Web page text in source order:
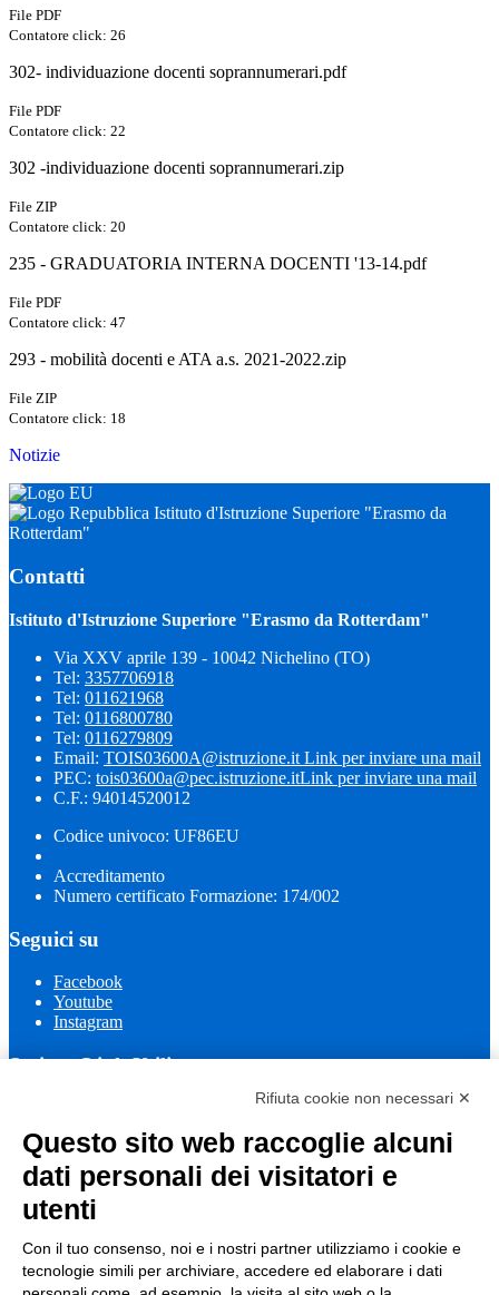
File PDF
Contatore click: 26
302- individuazione docenti soprannumerari.pdf
File PDF
Contatore click: 22
302 -individuazione docenti soprannumerari.zip
File ZIP
Contatore click: 20
235 - GRADUATORIA INTERNA DOCENTI '13-14.pdf
File PDF
Contatore click: 47
293 - mobilità docenti e ATA a.s. 2021-2022.zip
File ZIP
Contatore click: 18
Notizie
Istituto d'Istruzione Superiore "Erasmo da
Rotterdam"
Contatti
Istituto d'Istruzione Superiore "Erasmo da Rotterdam"
Via XXV aprile 139 - 10042 Nichelino (TO)
Tel: 3357706918
Tel: 011621968
Tel: 0116800780
Tel: 0116279809
Email: TOIS03600A@istruzione.it Link per inviare una mail
PEC: tois03600a@pec.istruzione.itLink per inviare una mail
C.F.: 94014520012
Codice univoco: UF86EU
Accreditamento
Numero certificato Formazione: 174/002
Seguici su
Facebook
Youtube
Instagram
Sezione Link Utili
Informativa Privacy
Ufficio Relazioni con il Pubblico
Dichiarazione di accessibilità
Obiettivi di accessibilità
Gestione consensi cookie
Amministrazione trasparente
Rifiuta cookie non necessari ✕
Questo sito web raccoglie alcuni
dati personali dei visitatori e
utenti
Con il tuo consenso, noi e i nostri partner utilizziamo i cookie e
tecnologie simili per archiviare, accedere ed elaborare i dati